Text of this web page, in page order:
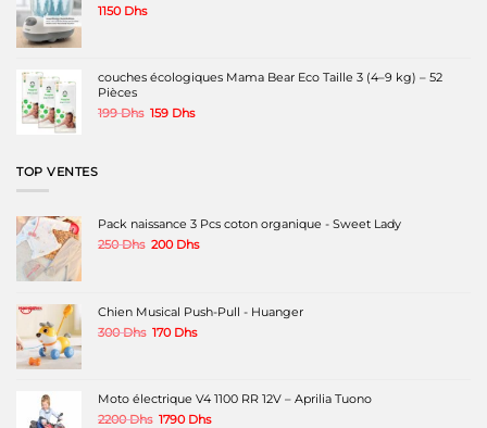
1150 Dhs
couches écologiques Mama Bear Eco Taille 3 (4–9 kg) – 52
Pièces
199Dhs Le
159 DhsLe
TOP VENTES
Pack naissance 3 Pcs coton organique - Sweet Lady
250Dhs Le
250 Dhs.
200 DhsLe
200 Dhs.
Chien Musical Push-Pull - Huanger
300Dhs Le
300 Dhs.
170 DhsLe
170 Dhs.
Moto électrique V4 1100 RR 12V – Aprilia Tuono
2200Dhs Le
1790 DhsLe